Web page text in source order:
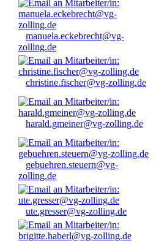
manuela.eckebrecht@vg-
zolling.de
christine.fischer@vg-zolling.de
harald.gmeiner@vg-zolling.de
gebuehren.steuern@vg-
zolling.de
ute.gresser@vg-zolling.de